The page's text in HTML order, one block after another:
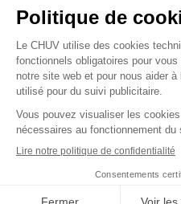
Cookies
(ouvre une nouvelle
(ouvre
Dernière mise à jour le 13/